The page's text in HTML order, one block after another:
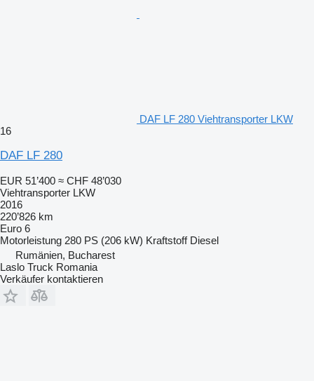
DAF LF 280 Viehtransporter LKW
16
DAF LF 280
EUR 51’400 ≈ CHF 48’030
Viehtransporter LKW
2016
220’826 km
Euro 6
Motorleistung 280 PS (206 kW) Kraftstoff Diesel
Rumänien, Bucharest
Laslo Truck Romania
Verkäufer kontaktieren